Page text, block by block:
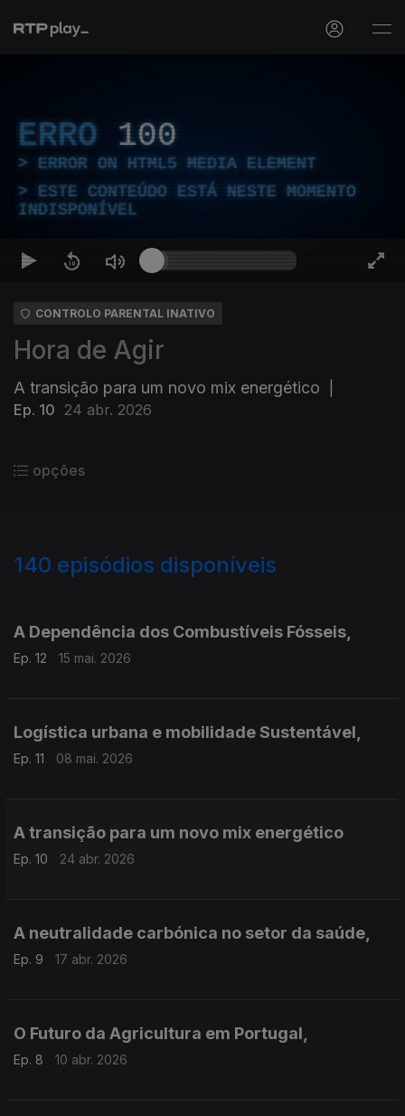
ERRO 100
ERROR ON HTML5 MEDIA ELEMENT
ESTE CONTEÚDO ESTÁ NESTE MOMENTO
INDISPONÍVEL
CONTROLO PARENTAL INATIVO
Hora de Agir
A transição para um novo mix energético
Ep. 10 24 abr. 2026
opções
140 episódios disponíveis
A Dependência dos Combustíveis Fósseis,
Ep. 12 15 mai. 2026
Logística urbana e mobilidade Sustentável,
Ep. 11 08 mai. 2026
A transição para um novo mix energético
Ep. 10 24 abr. 2026
A neutralidade carbónica no setor da saúde,
Ep. 9 17 abr. 2026
O Futuro da Agricultura em Portugal,
Ep. 8 10 abr. 2026